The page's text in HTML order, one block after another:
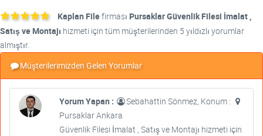
Kaplan Filefirması Pursaklar Güvenlik Filesi İmalat ,
Satış ve Montajı hizmeti için tüm müşterilerinden 5 yıldızlı yorumlar
almıştır.
Müşterilerimizden Gelen Yorumlar
Yorum Yapan :
Sebahattin Sönmez, Konum :
Pursaklar Ankara
Güvenlik Filesi İmalat , Satış ve Montajı hizmeti için